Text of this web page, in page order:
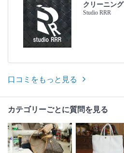
クリーニング
Studio RRR
口コミをもっと見る
カテゴリーごとに質問を見る